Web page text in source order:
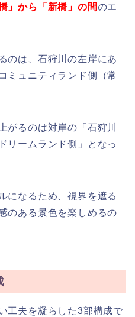
橋」から「新橋」の間のエ
のは、石狩川の左岸にあ
ミュニティランド側（常
がるのは対岸の「石狩川
リームランド側」となっ
になるため、視界を遮る
のある景色を楽しめるの
工夫を凝らした3部構成で